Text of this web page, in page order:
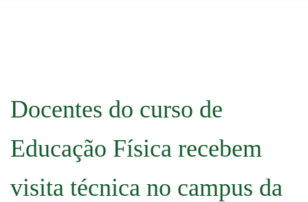
Docentes do curso de
Educação Física recebem
visita técnica no campus da